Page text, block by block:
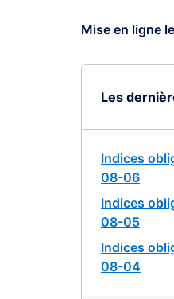
Mise en ligne
Les
Indices
08-06
Indices
08-05
Indices
08-04